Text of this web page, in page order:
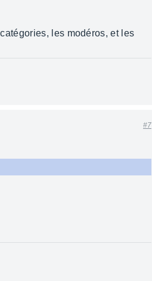
les modéros, et les
#7